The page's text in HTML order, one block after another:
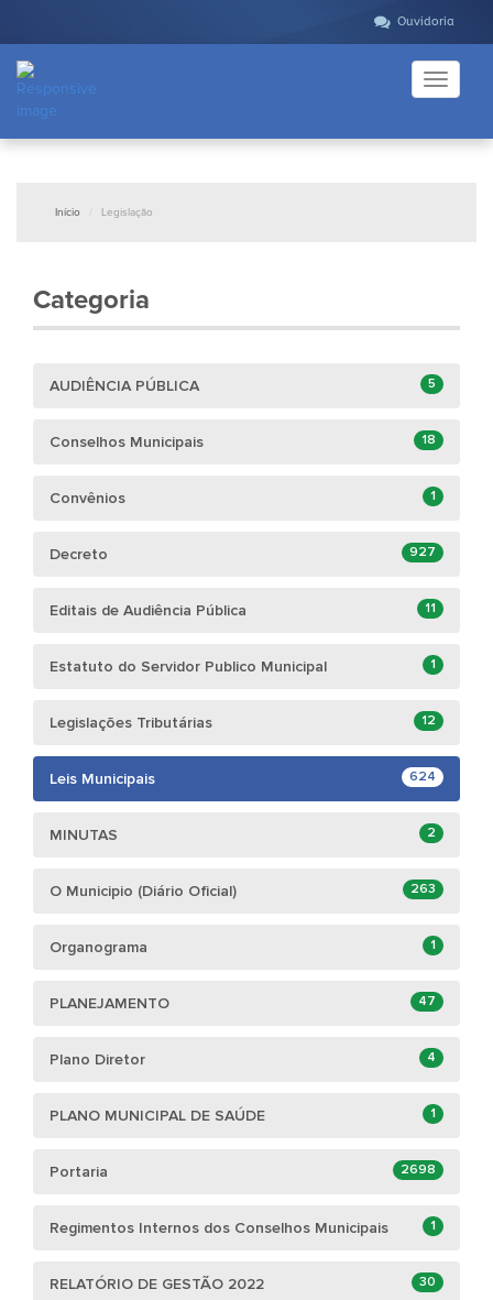
Ouvidoria
Toggle
Início Legislação
Categoria
AUDIÊNCIA PÚBLICA 5
Conselhos Municipais 18
Convênios 1
Decreto 927
Editais de Audiência Pública 11
Estatuto do Servidor Publico Municipal 1
Legislações Tributárias 12
Leis Municipais 624
MINUTAS 2
O Municipio (Diário Oficial) 263
Organograma 1
PLANEJAMENTO 47
Plano Diretor 4
PLANO MUNICIPAL DE SAÚDE 1
Portaria 2698
Regimentos Internos dos Conselhos Municipais 1
RELATÓRIO DE GESTÃO 2022 30